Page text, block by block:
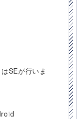
SEが行いま